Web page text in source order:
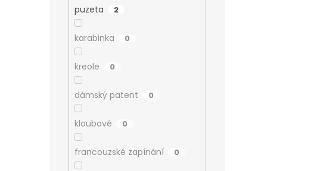
puzeta 2
karabinka 0
kreole 0
dámský patent 0
kloubové 0
francouzské zapínání 0